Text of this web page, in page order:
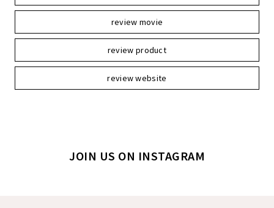
review movie
review product
review website
JOIN US ON INSTAGRAM